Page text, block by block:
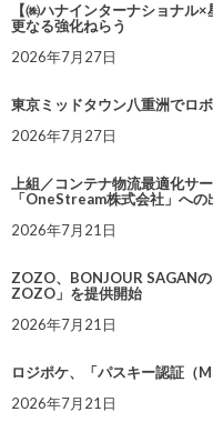
【㈱ハナインターナショナル
更なる強化ねらう
2026年7月27日
東京ミッドタウン八重洲でロ
2026年7月27日
上組／コンテナ物流最適化サ
「OneStream株式会社」への
2026年7月21日
ZOZO、BONJOUR SAGAN
ZOZO」を提供開始
2026年7月21日
ロジポケ、「パスキー認証（
2026年7月21日